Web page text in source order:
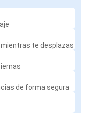
te desplazas
de forma segura